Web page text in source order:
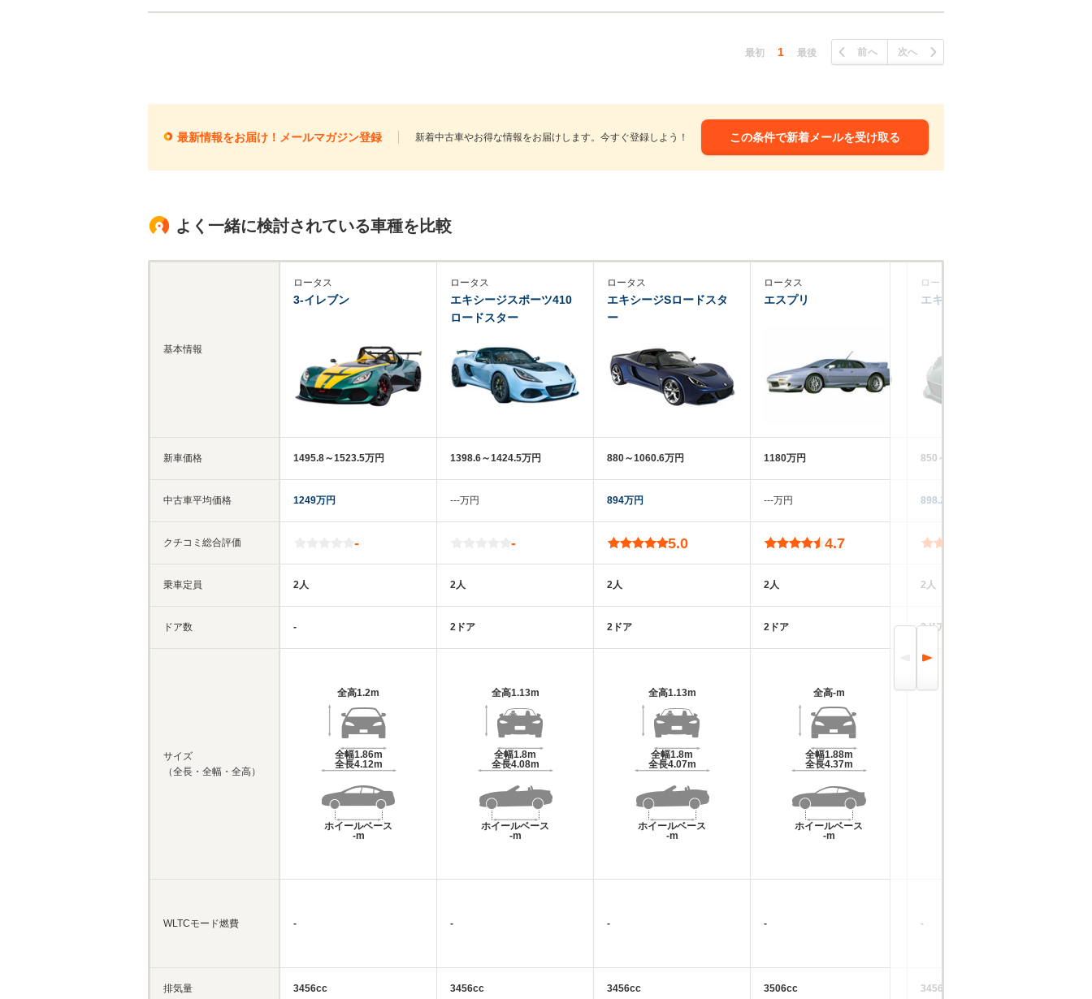
最初 1 最後 前へ 次へ
最新情報をお届け！メールマガジン登録 新着中古車やお得な情報をお届けします。今すぐ登録しよう！ この条件で新着メールを受け取る
よく一緒に検討されている車種を比較
基本情報
新車価格
中古車平均価格
クチコミ総合評価
乗車定員
ドア数
サイズ
（全長・全幅・全高）
WLTCモード燃費
排気量
ロータス
3-イレブン
1495.8～1523.5万円
1249万円
-
2人
-
全高1.2m
全幅1.86m
全長4.12m
ホイールベース
-m
-
3456cc
ロータス
エキシージスポーツ410
ロードスター
1398.6～1424.5万円
‐‐‐万円
-
2人
2ドア
全高1.13m
全幅1.8m
全長4.08m
ホイールベース
-m
-
3456cc
ロータス
エキシージSロードスタ
ー
880～1060.6万円
894万円
5.0
2人
2ドア
全高1.13m
全幅1.8m
全長4.07m
ホイールベース
-m
-
3456cc
ロータス
エスプリ
1180万円
‐‐‐万円
4.7
2人
2ドア
全高-m
全幅1.88m
全長4.37m
ホイールベース
-m
-
3506cc
ロータス
エキシージ
850～1760万円
898.2万円
2人
2ドア
-
3456cc